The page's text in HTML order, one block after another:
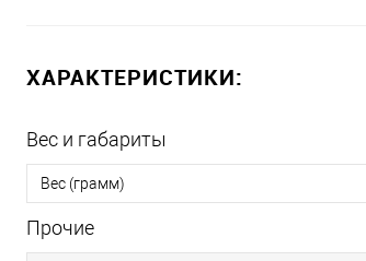
ХАРАКТЕРИСТИКИ:
Вес и габариты
Вес (грамм)
Прочие